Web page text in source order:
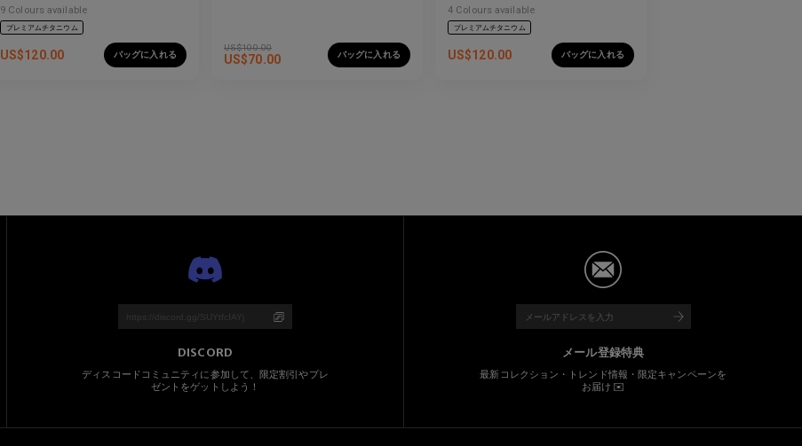
インと強烈な輝きを見せています。
9 Colours available
プレミアムチタニウム
US$120.00 バッグに入れる
US$100.00
US$70.00 バッグに入れる
レーム。
4 Colours available
プレミアムチタニウム
US$120.00 バッグに入れる
DISCORD
ディスコードコミュニティに参加して、限定割引やプレ
ゼントをゲットしよう！
メール登録特典
最新コレクション・トレンド情報・限定キャンペーンを
お届け ✉️